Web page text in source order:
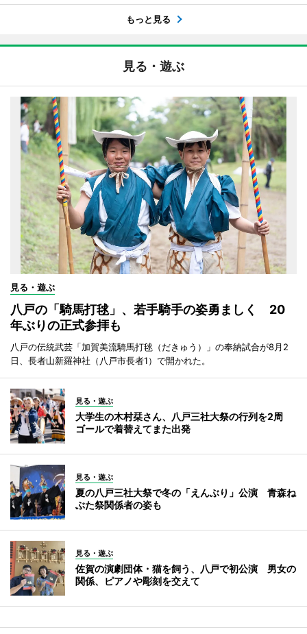
もっと見る
見る・遊ぶ
見る・遊ぶ
八戸の「騎馬打毬」、若手騎手の姿勇ましく 20
年ぶりの正式参拝も
八戸の伝統武芸「加賀美流騎馬打毬（だきゅう）」の奉納試合が8月2
日、長者山新羅神社（八戸市長者1）で開かれた。
見る・遊ぶ
大学生の木村栞さん、八戸三社大祭の行列を2周
ゴールで着替えてまた出発
見る・遊ぶ
夏の八戸三社大祭で冬の「えんぶり」公演 青森ね
ぶた祭関係者の姿も
見る・遊ぶ
佐賀の演劇団体・猫を飼う、八戸で初公演 男女の
関係、ピアノや彫刻を交えて